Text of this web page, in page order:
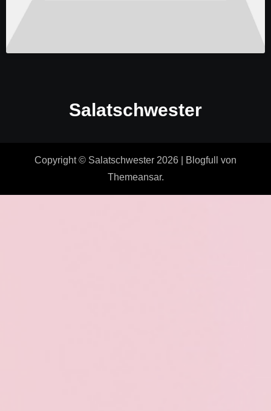
Salatschwester
Copyright © Salatschwester 2026 Blogfull
von
Themeansar.